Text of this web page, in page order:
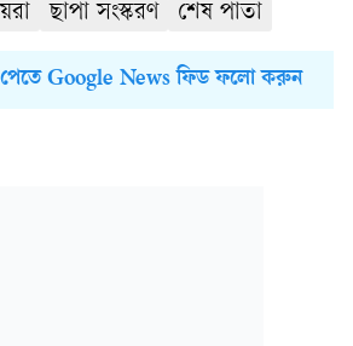
ছাপা সংস্করণ শেষ পাতা
পেতে Google News ফিড ফলো করুন